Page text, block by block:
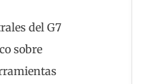
del G7
sobre